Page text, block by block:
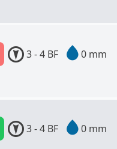
3 - 4 BF 0 mm
3 - 4 BF 0 mm